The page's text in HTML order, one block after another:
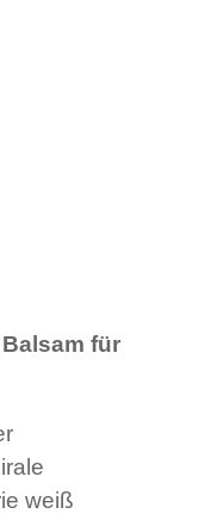
für
weiß